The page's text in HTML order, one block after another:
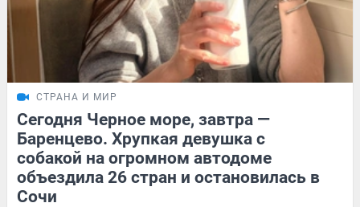
СТРАНА И МИР
Сегодня Черное море, завтра —
Баренцево. Хрупкая девушка с
собакой на огромном автодоме
объездила 26 стран и остановилась в
Сочи